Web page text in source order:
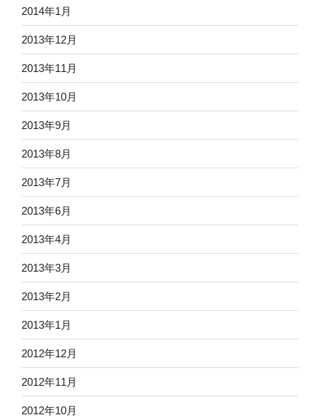
2014年1月
2013年12月
2013年11月
2013年10月
2013年9月
2013年8月
2013年7月
2013年6月
2013年4月
2013年3月
2013年2月
2013年1月
2012年12月
2012年11月
2012年10月